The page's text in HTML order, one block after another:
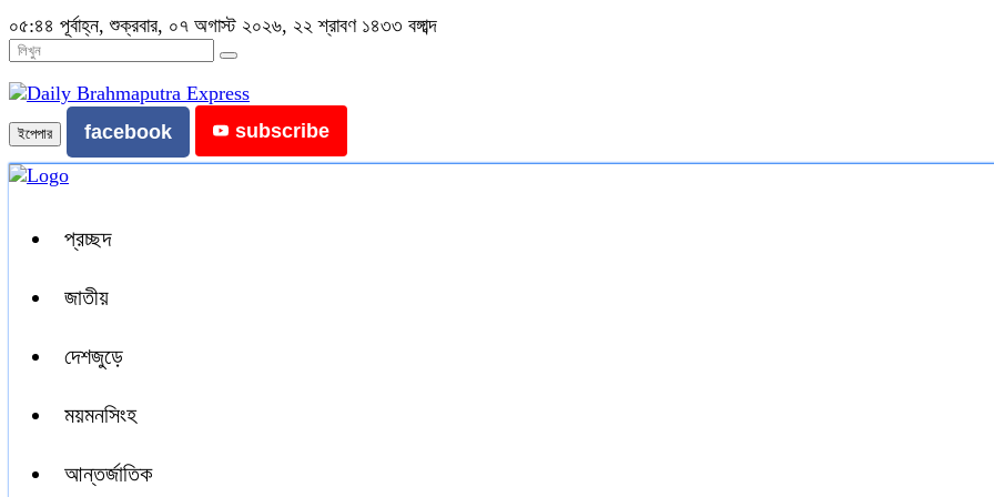
০৫:৪৪ পূর্বাহ্ন, শুক্রবার, ০৭ অগাস্ট ২০২৬, ২২ শ্রাবণ ১৪৩৩ বঙ্গাব্দ
ইপেপার facebook subscribe
প্রচ্ছদ
জাতীয়
দেশজুড়ে
ময়মনসিংহ
আন্তর্জাতিক